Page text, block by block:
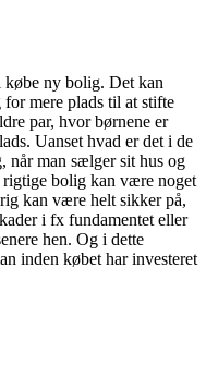
ny bolig. Det kan
mere plads til at stifte
par, hvor børnene er
Uanset hvad er det i de
når man sælger sit hus og
bolig kan være noget
kan være helt sikker på,
i fx fundamentet eller
hen. Og i dette
inden købet har investeret